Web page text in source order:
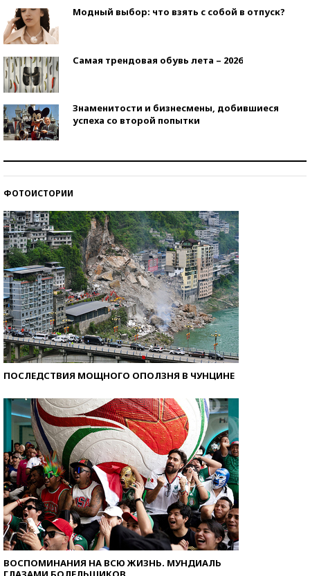
Модный выбор: что взять с собой в отпуск?
Самая трендовая обувь лета – 2026
Знаменитости и бизнесмены, добившиеся
успеха со второй попытки
ФОТОИСТОРИИ
ПОСЛЕДСТВИЯ МОЩНОГО ОПОЛЗНЯ В ЧУНЦИНЕ
ВОСПОМИНАНИЯ НА ВСЮ ЖИЗНЬ. МУНДИАЛЬ